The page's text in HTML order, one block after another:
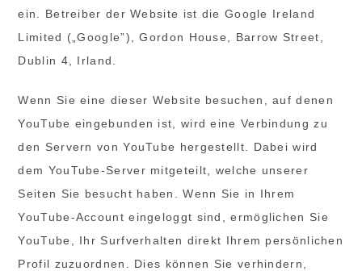
ein. Betreiber der Website ist die Google Ireland
Limited („Google”), Gordon House, Barrow Street,
Dublin 4, Irland.
Wenn Sie eine dieser Website besuchen, auf denen
YouTube eingebunden ist, wird eine Verbindung zu
den Servern von YouTube hergestellt. Dabei wird
dem YouTube-Server mitgeteilt, welche unserer
Seiten Sie besucht haben. Wenn Sie in Ihrem
YouTube-Account eingeloggt sind, ermöglichen Sie
YouTube, Ihr Surfverhalten direkt Ihrem persönlichen
Profil zuzuordnen. Dies können Sie verhindern,